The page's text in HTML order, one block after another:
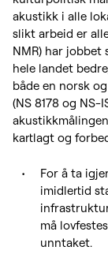
akustikk i alle
slikt arbeid er
NMR) har
hele landet
både en norsk
(NS 8178 og NS-
kartlagt og
For å ta
imidlertid
må
unntaket.